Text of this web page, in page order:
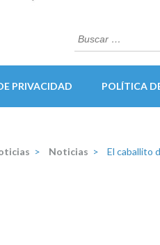
Buscar:
PRIVACIDAD POLÍTICA
> Noticias > El caballito